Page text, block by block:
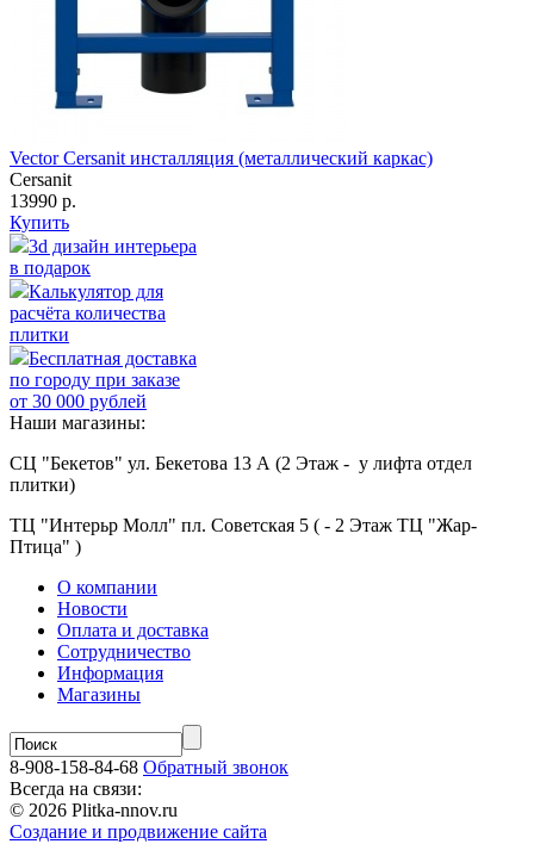
Vector Cersanit инсталляция (металлический каркас)
Cersanit
13990 р.
Купить
3d дизайн интерьера
в подарок
Калькулятор для
расчёта количества
плитки
Бесплатная доставка
по городу при заказе
от 30 000 рублей
Наши магазины:
СЦ "Бекетов" ул. Бекетова 13 А (2 Этаж - у лифта отдел
плитки)
ТЦ "Интерьр Молл" пл. Советская 5 ( - 2 Этаж ТЦ "Жар-
Птица" )
О компании
Новости
Оплата и доставка
Сотрудничество
Информация
Магазины
8-908-158-84-68 Обратный звонок
Всегда на связи:
© 2026 Plitka-nnov.ru
Создание и продвижение сайта